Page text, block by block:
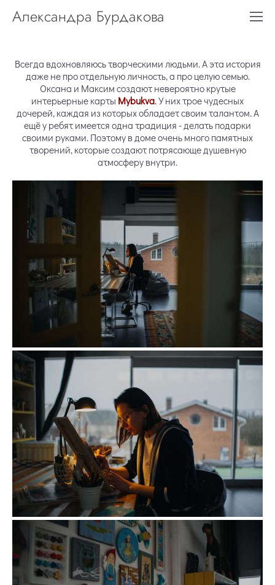
Александра Бурдакова
Всегда вдохновляюсь творческими людьми. А эта история
даже не про отдельную личность, а про целую семью.
Оксана и Максим создают невероятно крутые
интерьерные карты Mybukva.У них трое чудесных
дочерей, каждая из которых обладает своим талантом. А
ещё у ребят имеется одна традиция - делать подарки
своими руками. Поэтому в доме очень много памятных
творений, которые создают потрясающе душевную
атмосферу внутри.